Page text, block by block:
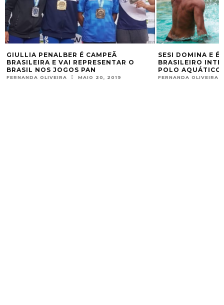
GIULLIA PENALBER É CAMPEÃ
BRASILEIRA E VAI REPRESENTAR O
BRASIL NOS JOGOS PAN
FERNANDA OLIVEIRA MAIO 20, 2019
SESI DOMINA E É
BRASILEIRO
POLO AQUÁTICO
FERNANDA OLIVEIRA